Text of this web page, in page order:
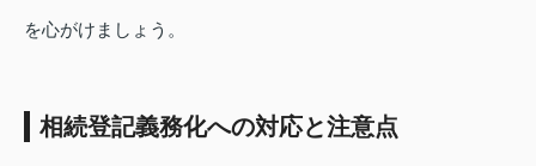
を心がけましょう。
相続登記義務化への対応と注意点